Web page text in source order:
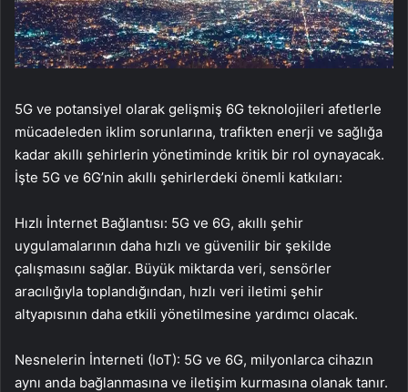
5G ve potansiyel olarak gelişmiş 6G teknolojileri afetlerle
mücadeleden iklim sorunlarına, trafikten enerji ve sağlığa
kadar akıllı şehirlerin yönetiminde kritik bir rol oynayacak.
İşte 5G ve 6G’nin akıllı şehirlerdeki önemli katkıları:
Hızlı İnternet Bağlantısı: 5G ve 6G, akıllı şehir
uygulamalarının daha hızlı ve güvenilir bir şekilde
çalışmasını sağlar. Büyük miktarda veri, sensörler
aracılığıyla toplandığından, hızlı veri iletimi şehir
altyapısının daha etkili yönetilmesine yardımcı olacak.
Nesnelerin İnterneti (IoT): 5G ve 6G, milyonlarca cihazın
aynı anda bağlanmasına ve iletişim kurmasına olanak tanır.